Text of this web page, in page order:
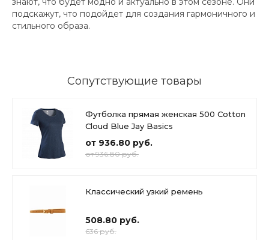
подскажут, что подойдет для создания гармоничного и
стильного образа.
Сопутствующие товары
Футболка прямая женская 500 Cotton
Cloud Blue Jay Basics
от 936.80 руб.
от 936.80 руб.
Классический узкий ремень
508.80 руб.
636 руб.